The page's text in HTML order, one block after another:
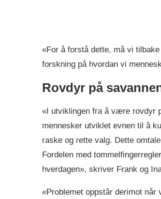
«For å forstå dette, må vi
forskning på hvordan vi
Rovdyr på
«I utviklingen fra å være rovdyr
mennesker utviklet evnen til å
raske og rette valg. Dette
Fordelen med
hverdagen», skriver Frank og
«Problemet oppstår derimot